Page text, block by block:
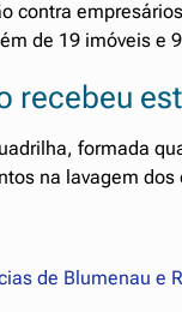
contra
de 19 imóveis e
recebeu
formada
na lavagem
de Blumenau e